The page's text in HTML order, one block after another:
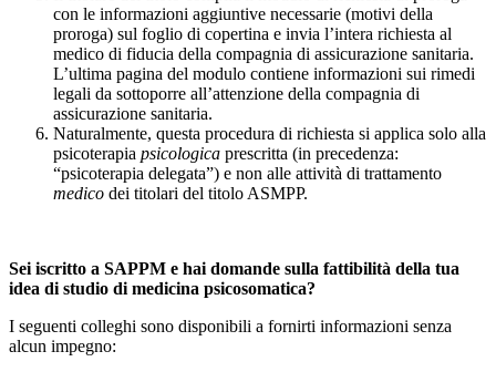
con le informazioni aggiuntive necessarie (motivi della
proroga) sul foglio di copertina e invia l’intera richiesta al
medico di fiducia della compagnia di assicurazione sanitaria.
L’ultima pagina del modulo contiene informazioni sui rimedi
legali da sottoporre all’attenzione della compagnia di
assicurazione sanitaria.
Naturalmente, questa procedura di richiesta si applica solo alla
psicoterapia psicologica prescritta (in precedenza:
“psicoterapia delegata”) e non alle attività di trattamento
medico dei titolari del titolo ASMPP.
Sei iscritto a SAPPM e hai domande sulla fattibilità della tua
idea di studio di medicina psicosomatica?
I seguenti colleghi sono disponibili a fornirti informazioni senza
alcun impegno: